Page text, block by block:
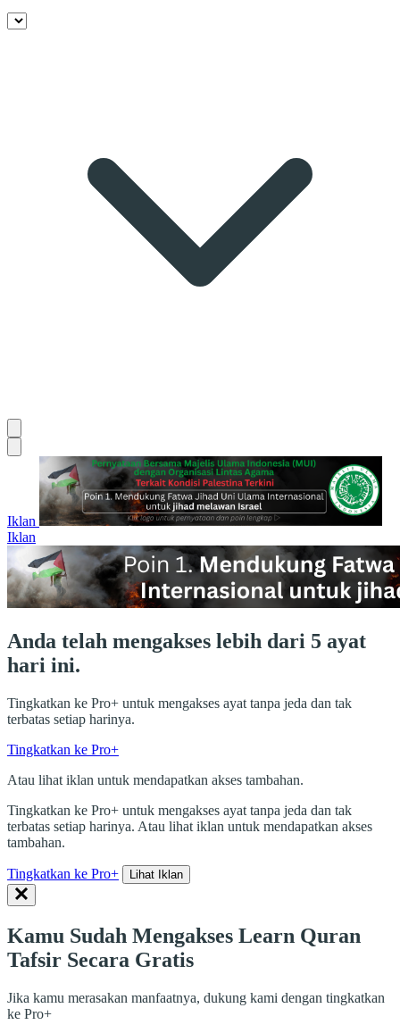
Iklan
Iklan
Anda telah mengakses lebih dari 5 ayat
hari ini.
Tingkatkan ke Pro+ untuk mengakses ayat tanpa jeda dan tak
terbatas setiap harinya.
Tingkatkan ke Pro+
Atau lihat iklan untuk mendapatkan akses tambahan.
Tingkatkan ke Pro+ untuk mengakses ayat tanpa jeda dan tak
terbatas setiap harinya. Atau lihat iklan untuk mendapatkan akses
tambahan.
Tingkatkan ke Pro+ Lihat Iklan
Kamu Sudah Mengakses Learn Quran
Tafsir Secara Gratis
Jika kamu merasakan manfaatnya, dukung kami dengan tingkatkan
ke Pro+